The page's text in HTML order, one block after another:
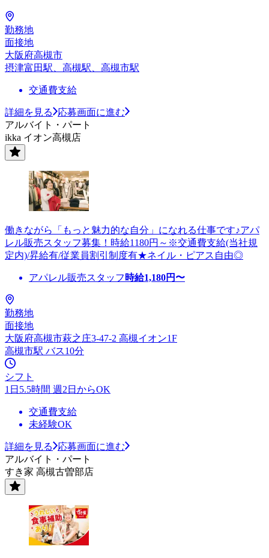
勤務地
面接地
大阪府高槻市
摂津富田駅、高槻駅、高槻市駅
交通費支給
詳細を見る
応募画面に進む
アルバイト・パート
ikka イオン高槻店
働きながら「もっと魅力的な自分」になれる仕事です♪アパ
レル販売スタッフ募集！時給1180円～※交通費支給(当社規
定内)/昇給有/従業員割引制度有★ネイル・ピアス自由◎
アパレル販売スタッフ 時給1,180円〜
勤務地
面接地
大阪府高槻市萩之庄3-47-2 高槻イオン1F
高槻市駅 バス10分
シフト
1日5.5時間 週2日からOK
交通費支給
未経験OK
詳細を見る
応募画面に進む
アルバイト・パート
すき家 高槻古曽部店